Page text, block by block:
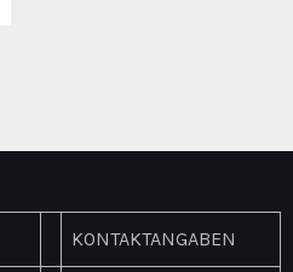
KONTAKTANGABEN